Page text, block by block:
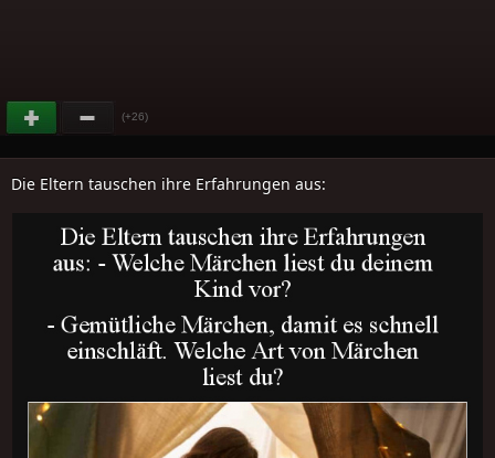
(+26)
Die Eltern tauschen ihre Erfahrungen aus: